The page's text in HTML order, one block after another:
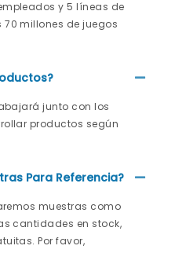
y 5 líneas de
millones de juegos
junto con los
productos según
Para Referencia?
muestras como
cantidades en stock,
Por favor,